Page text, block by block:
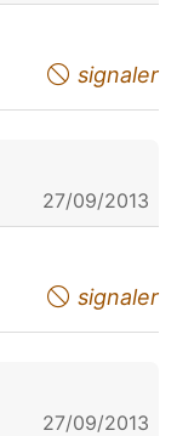
signaler
27/09/2013
signaler
27/09/2013